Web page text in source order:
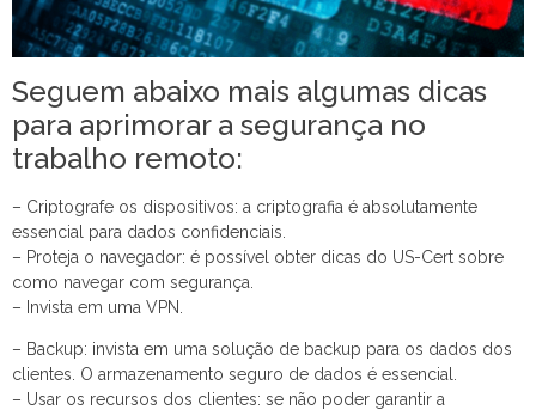
Seguem abaixo mais algumas dicas
para aprimorar a segurança no
trabalho remoto:
– Criptografe os dispositivos: a criptografia é absolutamente
essencial para dados confidenciais.
– Proteja o navegador: é possível obter dicas do US-Cert sobre
como navegar com segurança.
– Invista em uma VPN.
– Backup: invista em uma solução de backup para os dados dos
clientes. O armazenamento seguro de dados é essencial.
– Usar os recursos dos clientes: se não poder garantir a